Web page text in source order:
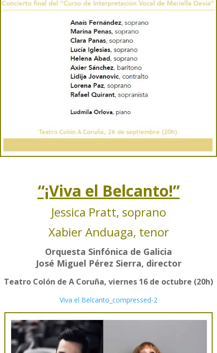
“¡Viva el Belcanto!”
Jessica Pratt, soprano
Xabier Anduaga, tenor
Orquesta Sinfónica de Galicia
José Miguel Pérez Sierra, director
Teatro Colón de A Coruña, viernes 16 de octubre (20h)
Viva el Belcanto_compressed-2